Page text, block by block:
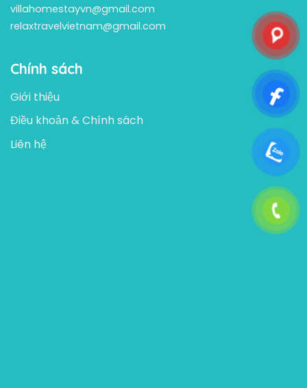
villahomestayvn@gmail.com
relaxtravelvietnam@gmail.com
Chính sách
Giới thiệu
Điều khoản & Chính sách
Liên hệ